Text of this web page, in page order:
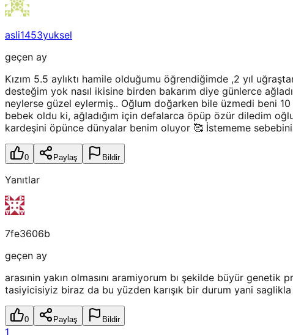
asli1453yuksel
geçen ay
Kızım 5.5 aylıktı hamile olduğumu öğrendiğimde ,2 yıl
desteğim yok nasıl ikisine birden bakarım diye günlerce
neylerse güzel eylermiş.. Oğlum doğarken bile üzmedi beni 10
bebek oldu ki, ağladığım için defalarca öpüp özür diledim
kardeşini öpünce dünyalar benim oluyor 🥰 İstememe
0 Paylaş Bildir
Yanıtlar
7fe3606b
geçen ay
arasınin yakın olmasını aramiyorum bı şekilde büyür
tasiyicisiyiz biraz da bu yüzden karışık bir durum yani
0 Paylaş Bildir
1